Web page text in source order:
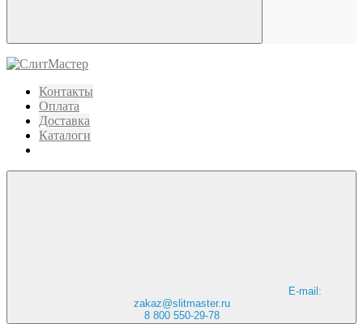
Контакты
Оплата
Доставка
Каталоги
E-mail:
zakaz@slitmaster.ru
8 800 550-29-78